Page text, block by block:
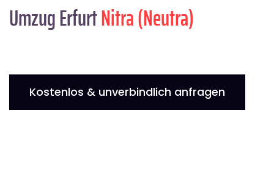
Umzug ErfurtNitra (Neutra)
Kostenlos & unverbindlich anfragen